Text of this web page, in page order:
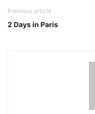
Previous article
2 Days in Paris